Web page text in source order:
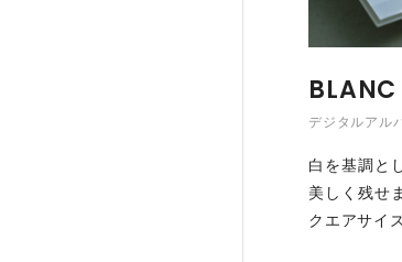
BLANC
デジタルアル
白を基調と
美しく残せ
クエアサイ